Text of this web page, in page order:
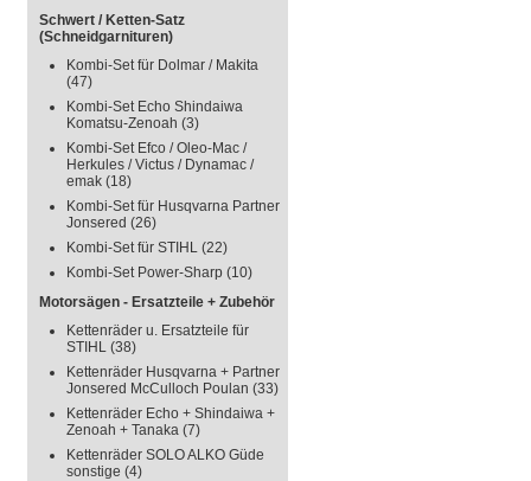
Schwert / Ketten-Satz
(Schneidgarnituren)
Kombi-Set für Dolmar / Makita
(47)
Kombi-Set Echo Shindaiwa
Komatsu-Zenoah (3)
Kombi-Set Efco / Oleo-Mac /
Herkules / Victus / Dynamac /
emak (18)
Kombi-Set für Husqvarna Partner
Jonsered (26)
Kombi-Set für STIHL (22)
Kombi-Set Power-Sharp (10)
Motorsägen - Ersatzteile + Zubehör
Kettenräder u. Ersatzteile für
STIHL (38)
Kettenräder Husqvarna + Partner
Jonsered McCulloch Poulan (33)
Kettenräder Echo + Shindaiwa +
Zenoah + Tanaka (7)
Kettenräder SOLO ALKO Güde
sonstige (4)